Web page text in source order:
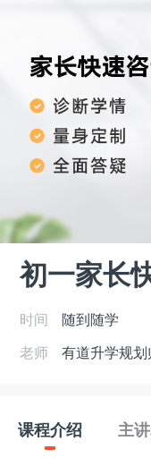
初一家长
时间
随到随学
老师
有道升学规划
课程介绍 主